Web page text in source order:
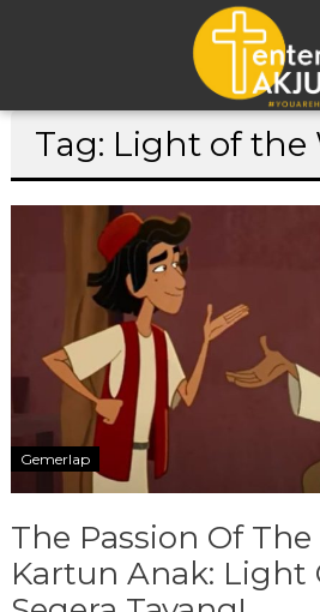
Lompat
Tag: Light of the
Gemerlap
The Passion Of
Kartun Anak: Light